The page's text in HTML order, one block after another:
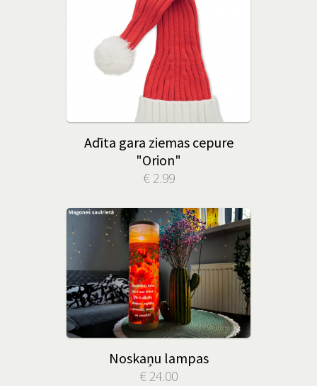
Adīta gara ziemas cepure
"Orion"
€ 2.99
Noskaņu lampas
€ 24.00